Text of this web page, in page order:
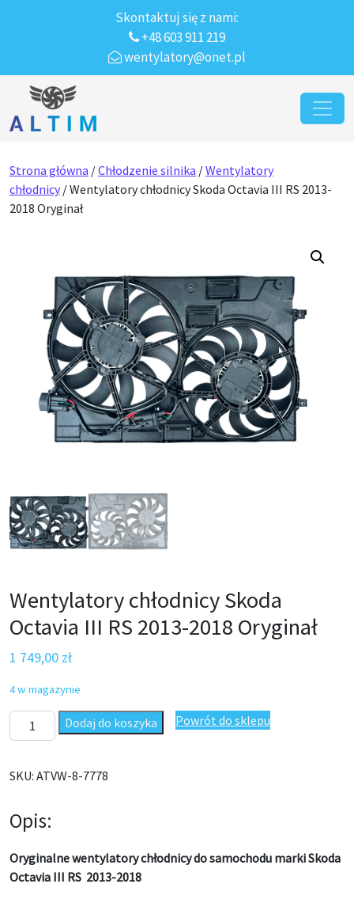
Skontaktuj się z nami:
+48 603 911 219
wentylatory@onet.pl
Przejdź do treści
Main Navigation
Strona główna /Chłodzenie silnika /Wentylatory
chłodnicy / Wentylatory chłodnicy Skoda Octavia III RS 2013-
2018 Oryginał
Wentylatory chłodnicy Skoda
Octavia III RS 2013-2018 Oryginał
1 749,00 zł
4 w magazynie
ilość Wentylatory chłodnicy Skoda Octavia III RS 2013-2018
Dodaj do koszyka Powrót do sklepu
SKU: ATVW-8-7778
Opis:
Oryginalne wentylatory chłodnicy do samochodu marki Skoda
Octavia III RS 2013-2018